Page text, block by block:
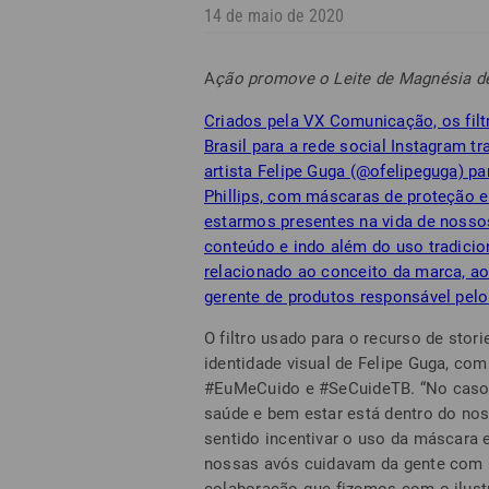
14 de maio de 2020
Ação promove o Leite de Magnésia
Criados pela VX Comunicação, os
Brasil para a rede social Instagram
artista Felipe Guga (@ofelipeguga)
Phillips, com máscaras de proteção e
estarmos presentes na vida de
conteúdo e indo além do uso
relacionado ao conceito da marca,
gerente de produtos responsável
O filtro usado para o recurso de
identidade visual de Felipe Guga,
#EuMeCuido e #SeCuideTB. “No
saúde e bem estar está dentro do
sentido incentivar o uso da máscara
nossas avós cuidavam da gente